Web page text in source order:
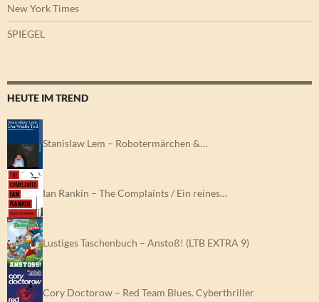
New York Times
SPIEGEL
HEUTE IM TREND
Stanislaw Lem – Robotermärchen &…
Ian Rankin – The Complaints / Ein reines…
Lustiges Taschenbuch – Anstoß! (LTB EXTRA 9)
Cory Doctorow – Red Team Blues. Cyberthriller